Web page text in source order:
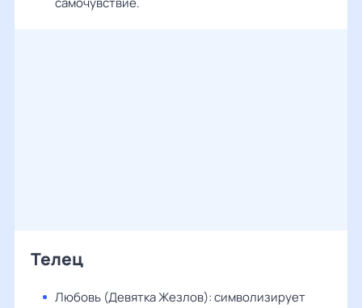
Телец
Любовь (Девятка Жезлов): символизирует